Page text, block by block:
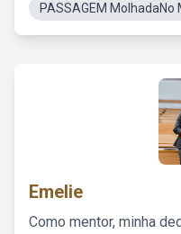
PASSAGEM MolhadaNo
Emelie
Como mentor, minha